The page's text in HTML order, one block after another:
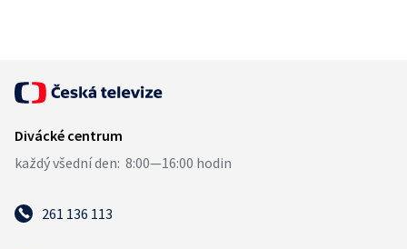
261 136 113